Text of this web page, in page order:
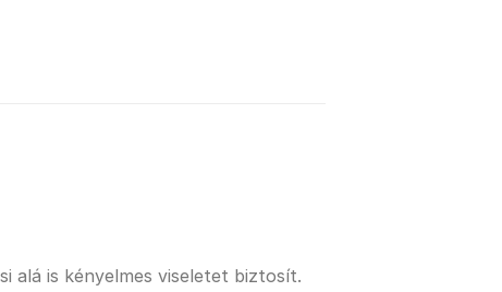
alá is kényelmes viseletet biztosít.